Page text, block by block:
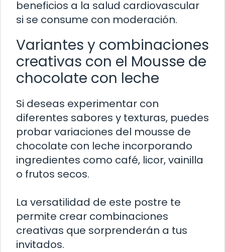
beneficios a la salud cardiovascular
si se consume con moderación.
Variantes y combinaciones
creativas con el Mousse de
chocolate con leche
Si deseas experimentar con
diferentes sabores y texturas, puedes
probar variaciones del mousse de
chocolate con leche incorporando
ingredientes como café, licor, vainilla
o frutos secos.
La versatilidad de este postre te
permite crear combinaciones
creativas que sorprenderán a tus
invitados.